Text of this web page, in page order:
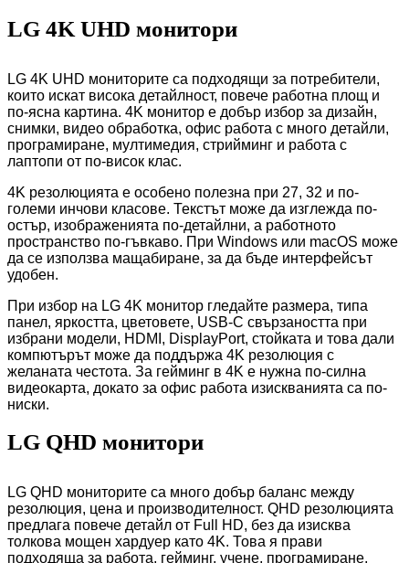
LG 4K UHD монитори
LG 4K UHD мониторите са подходящи за потребители,
които искат висока детайлност, повече работна площ и
по-ясна картина. 4K монитор е добър избор за дизайн,
снимки, видео обработка, офис работа с много детайли,
програмиране, мултимедия, стрийминг и работа с
лаптопи от по-висок клас.
4K резолюцията е особено полезна при 27, 32 и по-
големи инчови класове. Текстът може да изглежда по-
остър, изображенията по-детайлни, а работното
пространство по-гъвкаво. При Windows или macOS може
да се използва мащабиране, за да бъде интерфейсът
удобен.
При избор на LG 4K монитор гледайте размера, типа
панел, яркостта, цветовете, USB-C свързаността при
избрани модели, HDMI, DisplayPort, стойката и това дали
компютърът може да поддържа 4K резолюция с
желаната честота. За гейминг в 4K е нужна по-силна
видеокарта, докато за офис работа изискванията са по-
ниски.
LG QHD монитори
LG QHD мониторите са много добър баланс между
резолюция, цена и производителност. QHD резолюцията
предлага повече детайл от Full HD, без да изисква
толкова мощен хардуер като 4K. Това я прави
подходяща за работа, гейминг, учене, програмиране,